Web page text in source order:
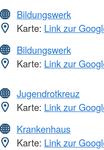
Bildungswerk
Karte: Link zur
Bildungswerk
Karte: Link zur
Jugendrotkreuz
Karte: Link zur
Krankenhaus
Karte: Link zur